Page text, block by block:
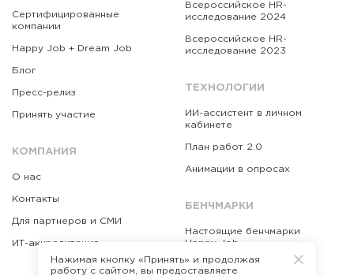
Сертифицированные
компании
Happy Job + Dream Job
Блог
Пресс-релиз
Принять участие
КОМПАНИЯ
О нас
Контакты
Для партнеров и СМИ
ИТ-аккредитация
Всероссийское HR-
исследование 2024
Всероссийское HR-
исследование 2023
ТЕХНОЛОГИИ
ИИ-ассистент в личном
кабинете
План работ 2.0
Анимации в опросах
БЕНЧМАРКИ
Настоящие бенчмарки
Happy Job
Бенчмарки по функциям
Нажимая кнопку «Принять» и продолжая
работу с сайтом, вы предоставляете